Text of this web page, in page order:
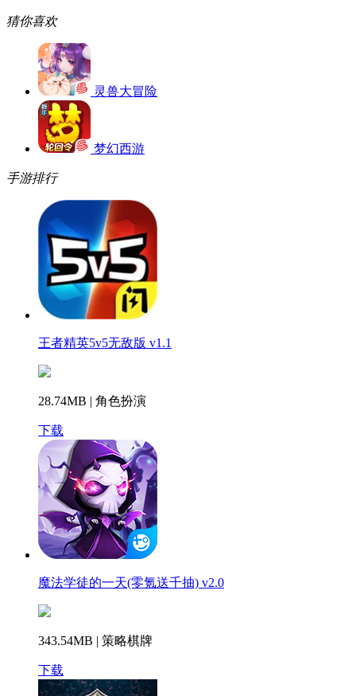
猜你喜欢
灵兽大冒险
梦幻西游
手游排行
王者精英5v5无敌版 v1.1
28.74MB | 角色扮演
下载
魔法学徒的一天(零氪送千抽) v2.0
343.54MB | 策略棋牌
下载